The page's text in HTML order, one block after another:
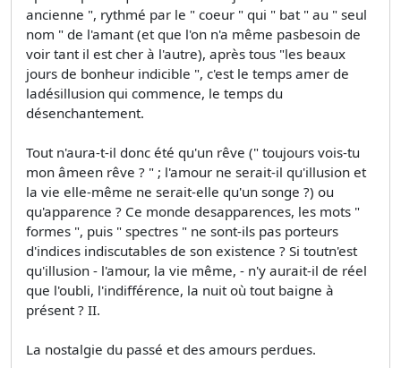
ancienne ", rythmé par le " coeur " qui " bat " au " seul
nom " de l'amant (et que l'on n'a même pasbesoin de
voir tant il est cher à l'autre), après tous "les beaux
jours de bonheur indicible ", c'est le temps amer de
ladésillusion qui commence, le temps du
désenchantement.
Tout n'aura-t-il donc été qu'un rêve (" toujours vois-tu
mon âmeen rêve ? " ; l'amour ne serait-il qu'illusion et
la vie elle-même ne serait-elle qu'un songe ?) ou
qu'apparence ? Ce monde desapparences, les mots "
formes ", puis " spectres " ne sont-ils pas porteurs
d'indices indiscutables de son existence ? Si toutn'est
qu'illusion - l'amour, la vie même, - n'y aurait-il de réel
que l'oubli, l'indifférence, la nuit où tout baigne à
présent ? II.
La nostalgie du passé et des amours perdues.